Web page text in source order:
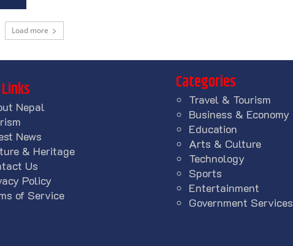
Load more
Nepal
News
& Heritage
Us
Policy
of Service
Categories
Travel & Tourism
Business & Economy
Education
Arts & Culture
Technology
Sports
Entertainment
Government Services